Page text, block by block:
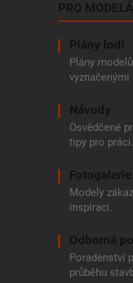
PRO
Plány lodí
Plány
Návody
Osvědčené
tipy pro práci.
Fotogalerie
Modely
inspiraci.
Odborná
Poradenství
průběhu